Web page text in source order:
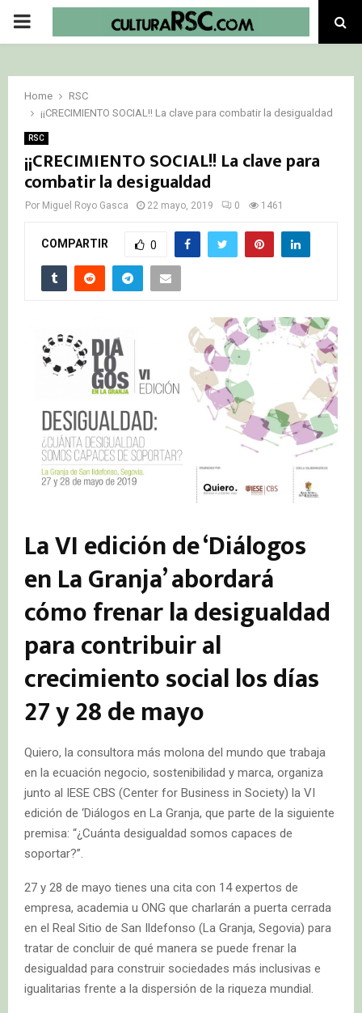
PRIMARY
Home
RSC
¡¡CRECIMIENTO SOCIAL!! La clave para combatir la desigualdad
RSC
¡¡CRECIMIENTO SOCIAL!! La clave para
combatir la desigualdad
Por Miguel Royo Gasca 22 mayo, 2019 0 1461
COMPARTIR 0
La VI edición de ‘Diálogos
en La Granja’ abordará
cómo frenar la desigualdad
para contribuir al
crecimiento social los días
27 y 28 de mayo
Quiero, la consultora más molona del mundo que trabaja
en la ecuación negocio, sostenibilidad y marca, organiza
junto al IESE CBS (Center for Business in Society) la VI
edición de ‘Diálogos en La Granja, que parte de la siguiente
premisa: “¿Cuánta desigualdad somos capaces de
soportar?”.
27 y 28 de mayo tienes una cita con 14 expertos de
empresa, academia u ONG que charlarán a puerta cerrada
en el Real Sitio de San Ildefonso (La Granja, Segovia) para
tratar de concluir de qué manera se puede frenar la
desigualdad para construir sociedades más inclusivas e
igualitarias frente a la dispersión de la riqueza mundial.